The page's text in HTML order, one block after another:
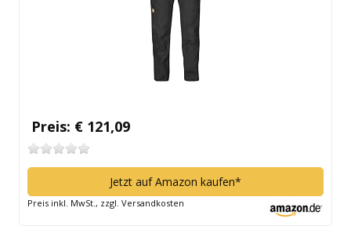
Preis: € 121,09
Jetzt auf Amazon kaufen*
Preis inkl. MwSt., zzgl. Versandkosten